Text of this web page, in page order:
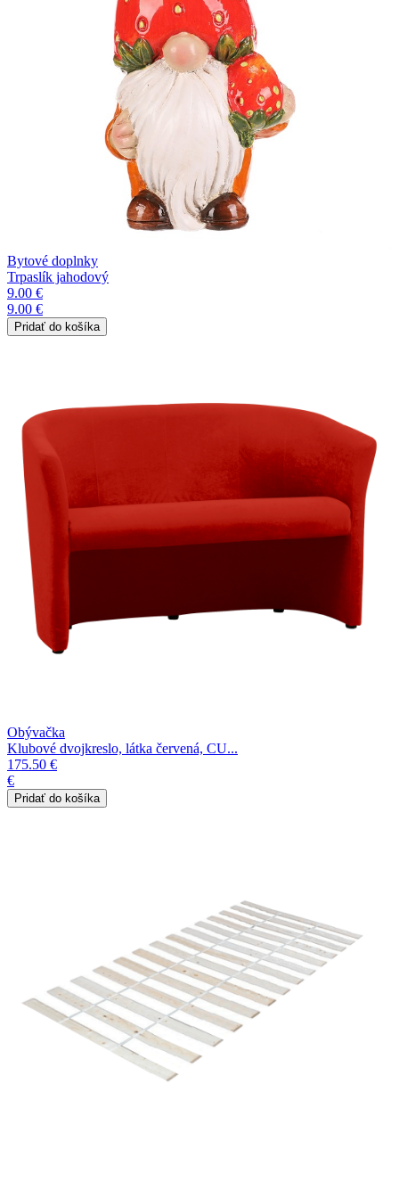
Bytové doplnky
Trpaslík jahodový
9.00 €
9.00 €
Obývačka
Klubové dvojkreslo, látka červená, CU...
175.50 €
€